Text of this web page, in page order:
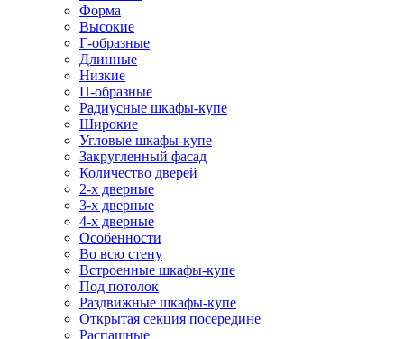
Форма
Высокие
Г-образные
Длинные
Низкие
П-образные
Радиусные шкафы-купе
Широкие
Угловые шкафы-купе
Закругленный фасад
Количество дверей
2-х дверные
3-х дверные
4-х дверные
Особенности
Во всю стену
Встроенные шкафы-купе
Под потолок
Раздвижные шкафы-купе
Открытая секция посередине
Распашные